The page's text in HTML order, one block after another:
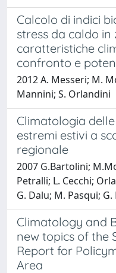
Calcolo di indici
stress da caldo
caratteristiche
confronto e
2012 A. Messeri; M.
Mannini; S. Orlandini
Climatologia
estremi estivi a
regionale
2007 G.Bartolini;
Petralli; L. Cecchi;
G. Dalu; M. Pasqui;
Climatology and
new topics of the
Report for
Area